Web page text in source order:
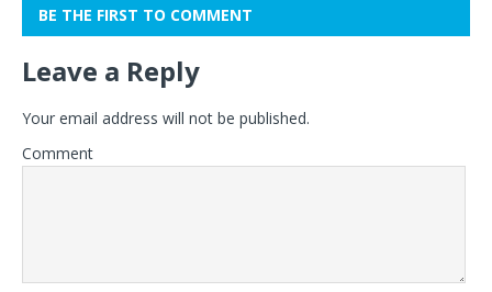
BE THE FIRST TO COMMENT
Leave a Reply
Your email address will not be published.
Comment